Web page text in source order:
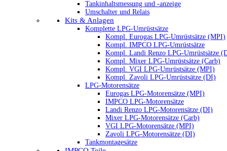
Tankinhaltsmessung und -anzeige
Umschalter und Relais
Kits & Anlagen
Komplette LPG-Umrüstsätze
Kompl. Eurogas LPG-Umrüstsätze (MPI)
Kompl. IMPCO LPG-Umrüstsätze
Kompl. Landi Renzo LPG-Umrüstsätze
Kompl. Mixer LPG-Umrüstsätze (Carb)
Kompl. VGI LPG-Umrüstsätze (MPI)
Kompl. Zavoli LPG-Umrüstsätze (DI)
LPG-Motorensätze
Eurogas LPG-Motorensätze (MPI)
IMPCO LPG-Motorensätze
Landi Renzo LPG-Motorensätze (DI)
Mixer LPG-Motorensätze (Carb)
VGI LPG-Motorensätze (MPI)
Zavoli LPG-Motorensätze (DI)
Tankmontagesätze